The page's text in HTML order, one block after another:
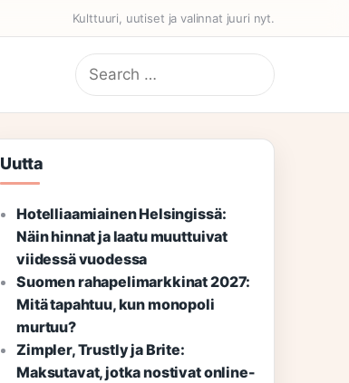
Kulttuuri, uutiset ja valinnat juuri nyt.
Search
for:
Uutta
Hotelliaamiainen Helsingissä:
Näin hinnat ja laatu muuttuivat
viidessä vuodessa
Suomen rahapelimarkkinat 2027:
Mitä tapahtuu, kun monopoli
murtuu?
Zimpler, Trustly ja Brite:
Maksutavat, jotka nostivat online-